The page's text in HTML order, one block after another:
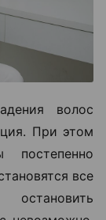
волос
При этом
постепенно
все